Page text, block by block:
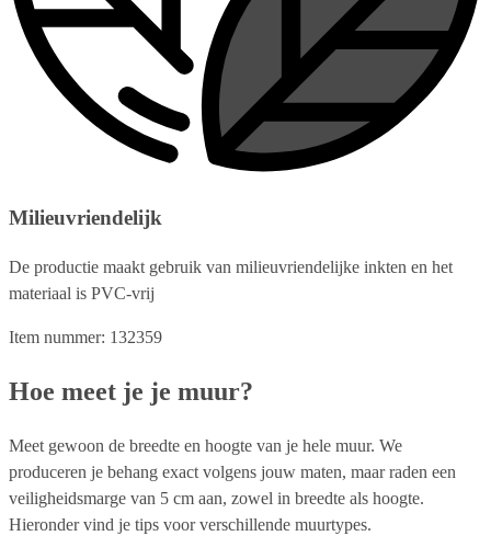
Milieuvriendelijk
De productie maakt gebruik van milieuvriendelijke inkten en het
materiaal is PVC-vrij
Item nummer: 132359
Hoe meet je je muur?
Meet gewoon de breedte en hoogte van je hele muur. We
produceren je behang exact volgens jouw maten, maar raden een
veiligheidsmarge van 5 cm aan, zowel in breedte als hoogte.
Hieronder vind je tips voor verschillende muurtypes.